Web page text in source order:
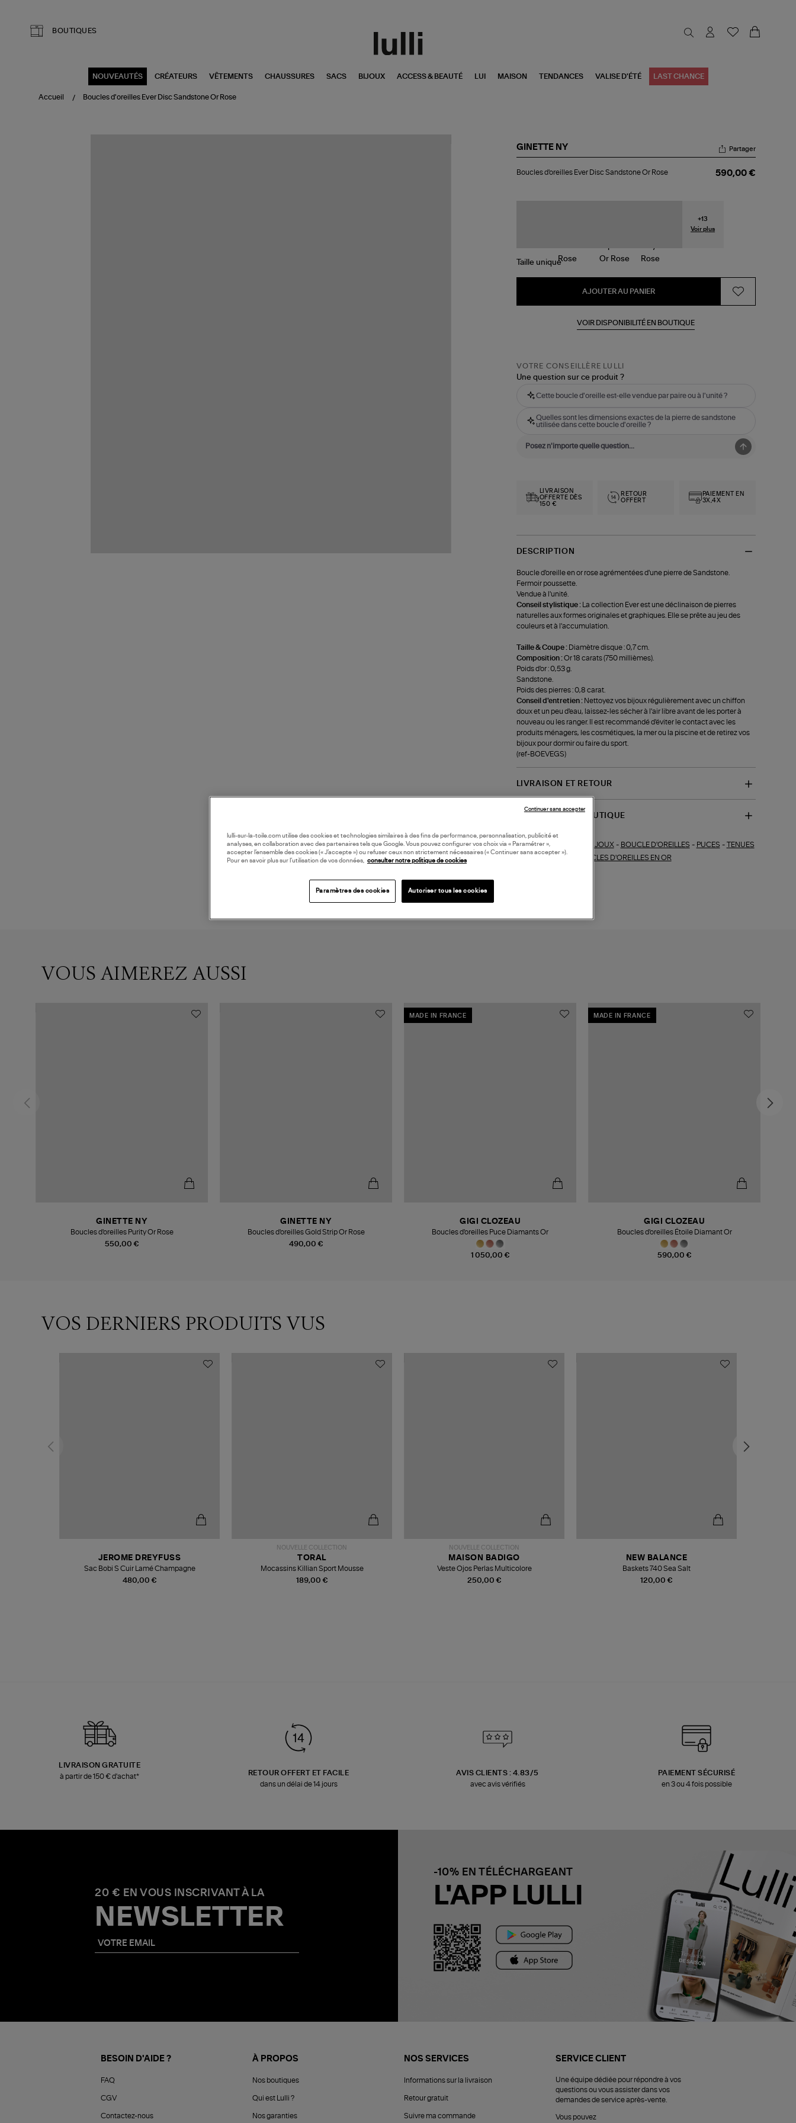
BOUTIQUES
NOUVEAUTÉS CRÉATEURS VÊTEMENTS CHAUSSURES SACS BIJOUX ACCESS & BEAUTÉ LUI MAISON TENDANCES VALISE D'ÉTÉ LAST CHANCE
Accueil Boucles d'oreilles Ever Disc Sandstone Or Rose
GINETTE NY
d'oreilles
Partager
Boucles d'oreilles Ever Disc Sandstone Or Rose 590,00 €
+13
Voir plus
Taille unique
AJOUTER AU PANIER
VOIR DISPONIBILITÉ EN BOUTIQUE
VOTRE CONSEILLÈRE LULLI
Une question sur ce produit ?
Cette boucle d'oreille est-elle vendue par paire ou à l'unité ?
Quelles sont les dimensions exactes de la pierre de sandstone
utilisée dans cette boucle d'oreille ?
LIVRAISON
OFFERTE DÈS
150 €
RETOUR
OFFERT
PAIEMENT EN
3X,4X
DESCRIPTION
Boucle d'oreille en or rose agrémentées d'une pierre de Sandstone.
Fermoir poussette.
Vendue à l'unité.
Conseil stylistique :
La collection Ever est une déclinaison de pierres
naturelles aux formes originales et graphiques. Elle se prête au jeu des
couleurs et à l'accumulation.
Taille & Coupe : Diamètre disque : 0,7 cm.
Composition :Or 18 carats (750 millièmes).
Poids d'or : 0,53 g.
Sandstone.
Poids des pierres : 0,8 carat.
Conseil d'entretien : Nettoyez vos bijoux régulièrement avec un chiffon
doux et un peu d'eau, laissez-les sécher à l'air libre avant de les porter à
nouveau ou les ranger. Il est recommandé d'éviter le contact avec les
produits ménagers, les cosmétiques, la mer ou la piscine et de retirez vos
bijoux pour dormir ou faire du sport.
(ref-BOEVEGS)
LIVRAISON ET RETOUR
DISPONIBILITÉ BOUTIQUE
Collections similaires : BIJOUX- BOUCLE D'OREILLES - PUCES - TENUES
DE CÉRÉMONIE
BOUCLES D'OREILLES EN OR
VOUS AIMEREZ AUSSI
550,00 €
GINETTE NY
Boucles d'oreilles Purity Or Rose
490,00 €
GINETTE NY
Boucles d'oreilles Gold Strip Or Rose
MADE IN FRANCE
1 050,00 €
GIGI CLOZEAU
Boucles d'oreilles Puce Diamants Or
MADE IN FRANCE
590,00 €
GIGI CLOZEAU
Boucles d'oreilles Étoile Diamant Or
VOS DERNIERS PRODUITS VUS
480,00 €
JEROME DREYFUSS
Sac Bobi S Cuir Lamé Champagne
NOUVELLE COLLECTION
189,00 €
TORAL
Mocassins Killian Sport Mousse
NOUVELLE COLLECTION
250,00 €
MAISON BADIGO
Veste Ojos Perlas Multicolore
120,00 €
NEW BALANCE
Baskets 740 Sea Salt
LIVRAISON GRATUITE
à partir de 150 € d'achat*
RETOUR OFFERT ET FACILE
dans un délai de 14 jours
AVIS CLIENTS : 4.83/5
avec avis vérifiés
PAIEMENT SÉCURISÉ
en 3 ou 4 fois possible
20 € EN VOUS INSCRIVANT À LA
NEWSLETTER
-10% EN TÉLÉCHARGEANT
L'APP LULLI
BESOIN D'AIDE ?
FAQ
CGV
Contactez-nous
À PROPOS
Nos boutiques
Qui est Lulli ?
Nos garanties
NOS SERVICES
Informations sur la livraison
Retour gratuit
Suivre ma commande
SERVICE CLIENT
Une équipe dédiée pour répondre à vos
questions ou vous assister dans vos
demandes de service après-vente.
Vous pouvez
lulli-sur-la-toile.com utilise des cookies et technologies similaires à des fins de performance, personnalisation, publicité et
analyses, en collaboration avec des partenaires tels que Google. Vous pouvez configurer vos choix via « Paramétrer »,
accepter l’ensemble des cookies (« J’accepte ») ou refuser ceux non strictement nécessaires (« Continuer sans accepter »).
Pour en savoir plus sur l’utilisation de vos données, consulter notre politique de cookies
Paramètres des cookies Autoriser tous les cookies
Continuer sans accepter